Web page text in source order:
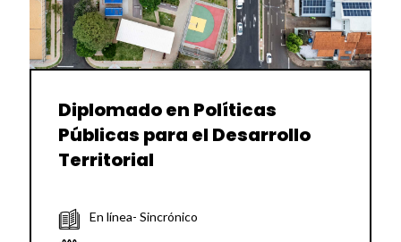
Diplomado en Políticas
Públicas para el Desarrollo
Territorial
En línea- Sincrónico